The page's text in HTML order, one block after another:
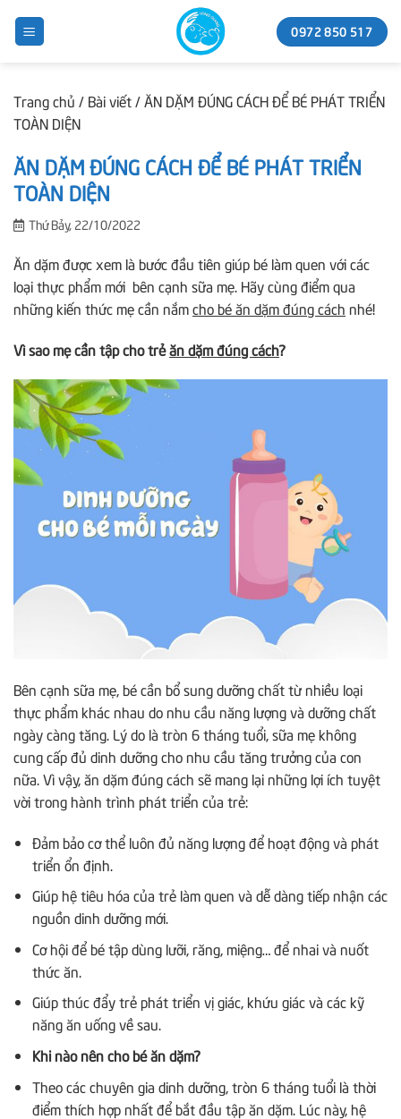
0972 850 517
Trang chủ / Bài viết / ĂN DẶM ĐÚNG CÁCH ĐỂ BÉ PHÁT TRIỂN
TOÀN DIỆN
ĂN DẶM ĐÚNG CÁCH ĐỂ BÉ PHÁT TRIỂN
TOÀN DIỆN
Thứ Bảy, 22/10/2022
Ăn dặm được xem là bước đầu tiên giúp bé làm quen với các
loại thực phẩm mới bên cạnh sữa mẹ. Hãy cùng điểm qua
những kiến thức mẹ cần nắmcho bé ăn dặm đúng cách nhé!
Vì sao mẹ cần tập cho trẻăn dặm đúng cách?
Bên cạnh sữa mẹ, bé cần bổ sung dưỡng chất từ nhiều loại
thực phẩm khác nhau do nhu cầu năng lượng và dưỡng chất
ngày càng tăng. Lý do là tròn 6 tháng tuổi, sữa mẹ không
cung cấp đủ dinh dưỡng cho nhu cầu tăng trưởng của con
nữa. Vì vậy, ăn dặm đúng cách sẽ mang lại những lợi ích tuyệt
vời trong hành trình phát triển của trẻ:
Đảm bảo cơ thể luôn đủ năng lượng để hoạt động và phát
triển ổn định.
Giúp hệ tiêu hóa của trẻ làm quen và dễ dàng tiếp nhận các
nguồn dinh dưỡng mới.
Cơ hội để bé tập dùng lưỡi, răng, miệng… để nhai và nuốt
thức ăn.
Giúp thúc đẩy trẻ phát triển vị giác, khứu giác và các kỹ
năng ăn uống về sau.
Khi nào nên cho bé ăn dặm?
Theo các chuyên gia dinh dưỡng, tròn 6 tháng tuổi là thời
điểm thích hợp nhất để bắt đầu tập ăn dặm. Lúc này, hệ